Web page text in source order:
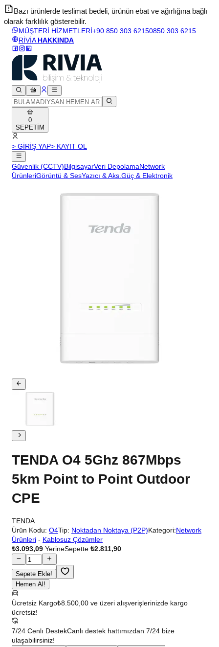
Bazı ürünlerde teslimat bedeli, ürünün ebat ve ağırlığına bağlı
olarak farklılık gösterebilir.
MÜŞTERİ HİZMETLERİ+90 850 303 62150850 303 6215
RİVİA HAKKINDA
0
SEPETİM
> GİRİŞ YAP> KAYIT OL
Güvenlik (CCTV)BilgisayarVeri DepolamaNetwork
ÜrünleriGörüntü & SesYazıcı & Aks.Güç & Elektronik
TENDA O4 5Ghz 867Mbps
5km Point to Point Outdoor
CPE
TENDA
Ürün Kodu: O4Tip: Noktadan Noktaya (P2P)Kategori:Network
Ürünleri - Kablosuz Çözümler
₺3.093,09 YerineSepette ₺2.811,90
Sepete Ekle!
Hemen Al!
Ücretsiz Kargo₺8.500,00 ve üzeri alışverişlerinizde kargo
ücretsiz!
7/24 Cenlı DestekCanlı destek hattımızdan 7/24 bize
ulaşabilirsiniz!